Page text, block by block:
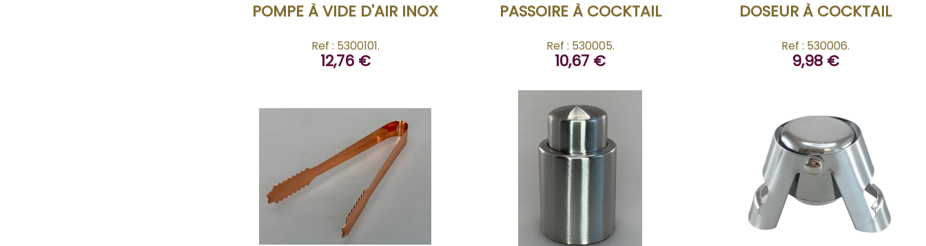
POMPE À VIDE D'AIR INOX
Ref : 5300101.
12,76 €
PASSOIRE À COCKTAIL
Ref : 530005.
10,67 €
DOSEUR À COCKTAIL
Ref : 530006.
9,98 €
ACHETER ACHETER ACHETER